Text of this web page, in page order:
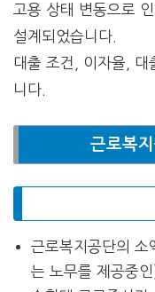
고용 상태 변동으로
설계되었습니다.
대출 조건, 이자율, 대
니다.
근로복
근로복지공단의 소
는 노무를 제공중